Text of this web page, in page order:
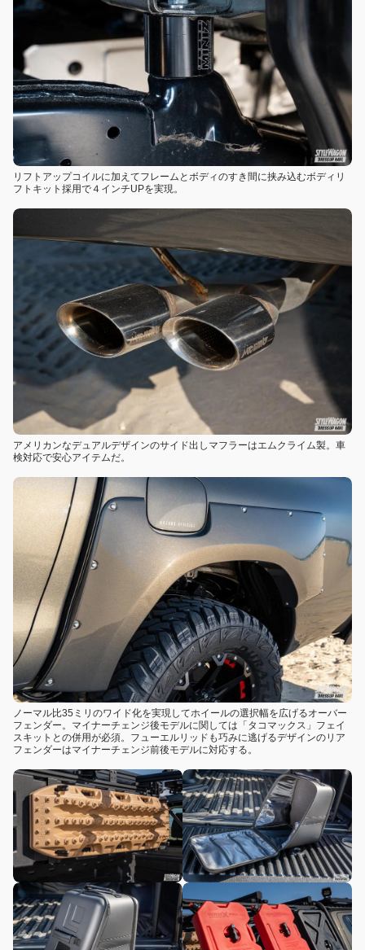
リフトアップコイルに加えてフレームとボディのすき間に挟み込むボディリ
フトキット採用で４インチUPを実現。
アメリカンなデュアルデザインのサイド出しマフラーはエムクライム製。車
検対応で安心アイテムだ。
ノーマル比35ミリのワイド化を実現してホイールの選択幅を広げるオーバー
フェンダー。マイナーチェンジ後モデルに関しては「タコマックス」フェイ
スキットとの併用が必須。フューエルリッドも巧みに逃げるデザインのリア
フェンダーはマイナーチェンジ前後モデルに対応する。